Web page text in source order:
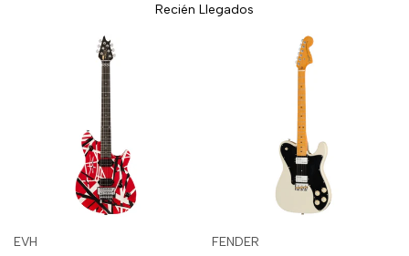
Recién Llegados
sesión
Proveedor:
EVH
sesión
sesión
Vista
Proveedor:
FENDER